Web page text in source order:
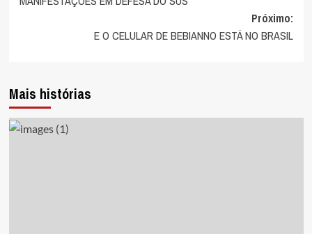
artigos
Próximo:
E O CELULAR DE BEBIANNO ESTÁ NO BRASIL
Mais histórias